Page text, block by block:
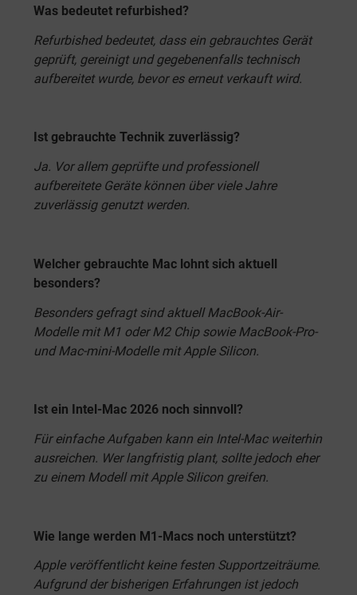
Was bedeutet refurbished?
Refurbished bedeutet, dass ein gebrauchtes Gerät
geprüft, gereinigt und gegebenenfalls technisch
aufbereitet wurde, bevor es erneut verkauft wird.
Ist gebrauchte Technik zuverlässig?
Ja. Vor allem geprüfte und professionell
aufbereitete Geräte können über viele Jahre
zuverlässig genutzt werden.
Welcher gebrauchte Mac lohnt sich aktuell
besonders?
Besonders gefragt sind aktuell MacBook-Air-
Modelle mit M1 oder M2 Chip sowie MacBook-Pro-
und Mac-mini-Modelle mit Apple Silicon.
Ist ein Intel-Mac 2026 noch sinnvoll?
Für einfache Aufgaben kann ein Intel-Mac weiterhin
ausreichen. Wer langfristig plant, sollte jedoch eher
zu einem Modell mit Apple Silicon greifen.
Wie lange werden M1-Macs noch unterstützt?
Apple veröffentlicht keine festen Supportzeiträume.
Aufgrund der bisherigen Erfahrungen ist jedoch